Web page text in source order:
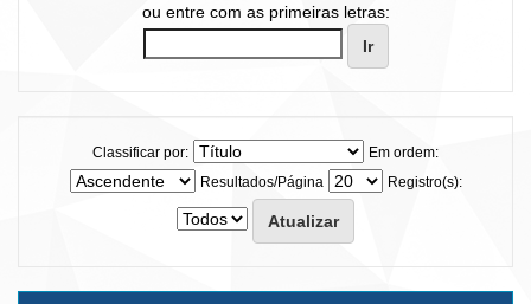
ou entre com as primeiras letras:
Classificar por:
Em ordem:
Resultados/Página
Registro(s):